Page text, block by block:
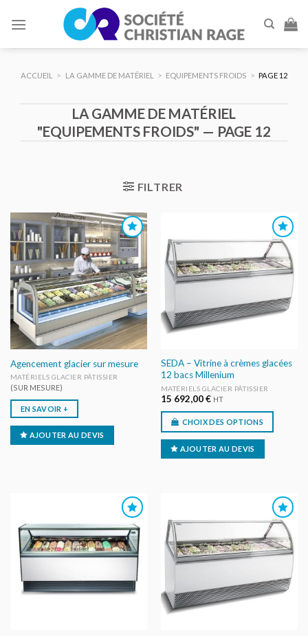
ACCUEIL > LA GAMME DE MATÉRIEL > EQUIPEMENTS FROIDS > PAGE 12
LA GAMME DE MATÉRIEL
"EQUIPEMENTS FROIDS" — PAGE 12
FILTRER
AJOUTER
AU DEVIS
Agencement glacier sur mesure
MATÉRIELS GLACIER PÂTISSIER
(SUR MESURE)
EN SAVOIR +
AJOUTER AU DEVIS
AJOUTER
AU DEVIS
SEDA – Vitrine à crèmes glacées
12 bacs Millenium
MATÉRIELS GLACIER PÂTISSIER
15 692,00€ HT
CHOIX DES OPTIONS
AJOUTER AU DEVIS
AJOUTER
AU DEVIS
AJOUTER
AU DEVIS